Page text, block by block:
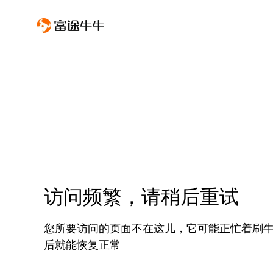
访问频繁，请稍后重试
您所要访问的页面不在这儿，它可能正忙着刷
后就能恢复正常